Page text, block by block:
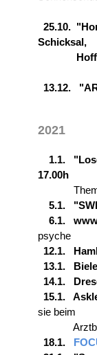
25.10.
Schicksal,
13.12.
2021
1.1.
17.00h
5.1.
6.1.
psyche
12.1.
13.1.
14.1.
15.1.
sie beim
18.1.